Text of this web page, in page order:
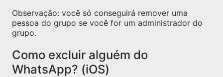
Observação: você só conseguirá remover uma
pessoa do grupo se você for um administrador do
grupo.
Como excluir alguém do
WhatsApp? (iOS)